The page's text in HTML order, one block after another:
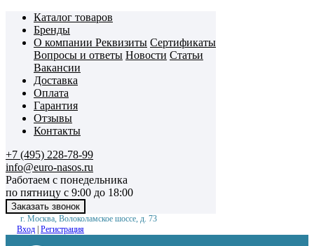
Каталог товаров
Бренды
О компании Реквизиты Сертификаты
Вопросы и ответы Новости Статьи
Вакансии
Доставка
Оплата
Гарантия
Отзывы
Контакты
+7 (495) 228-78-99
info@euro-nasos.ru
Работаем с понедельника
по пятницу с 9:00 до 18:00
г. Москва, Волоколамское шоссе, д. 73
Вход Регистрация